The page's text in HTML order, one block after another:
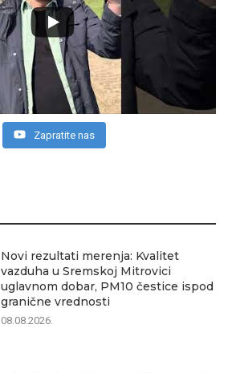
Novi rezultati merenja: Kvalitet
vazduha u Sremskoj Mitrovici
uglavnom dobar, PM10 čestice ispod
granične vrednosti
08.08.2026.
Zapratite nas